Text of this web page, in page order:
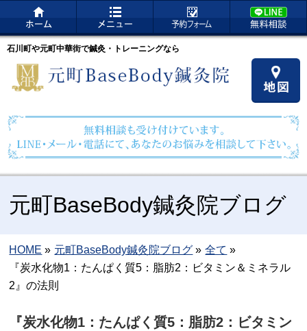
石川町や元町中華街で鍼灸・トレーニングなら
元町BaseBody鍼灸院ブログ
HOME » 元町BaseBody鍼灸院ブログ » 全て »
『炭水化物1：たんぱく質5：脂肪2：ビタミン＆ミネラル
2』の法則
『炭水化物1：たんぱく質5：脂肪2：ビタミン